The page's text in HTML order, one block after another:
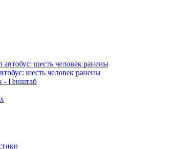
шесть человек ранены
- Генштаб